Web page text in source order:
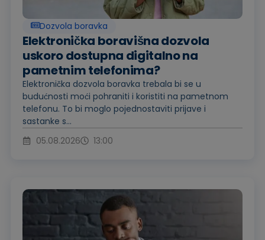
Dozvola boravka
Elektronička boravišna dozvola
uskoro dostupna digitalno na
pametnim telefonima?
Elektronička dozvola boravka trebala bi se u
budućnosti moći pohraniti i koristiti na pametnom
telefonu. To bi moglo pojednostaviti prijave i
sastanke s...
05.08.2026
13:00